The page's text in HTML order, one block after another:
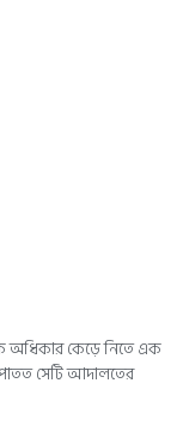
অধিকার কেড়ে নিতে এক
সেটি আদালতের